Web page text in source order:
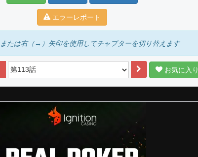
エラーレポート
たは右（→）矢印を使用してチャプターを切り替えます
お気に入り